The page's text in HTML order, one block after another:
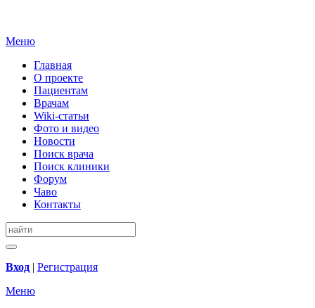
Меню
Главная
О проекте
Пациентам
Врачам
Wiki-статьи
Фото и видео
Новости
Поиск врача
Поиск клиники
Форум
Чаво
Контакты
Вход | Регистрация
Меню